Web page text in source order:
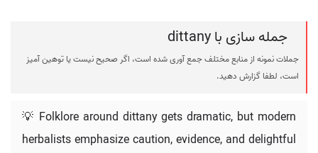
جمله سازی با dittany
جملات نمونه از منابع مختلف جمع آوری شده است، اگر صحیح نیست یا توهین آمیز
است، لطفا گزارش دهید.
💡 Folklore around dittany gets dramatic, but modern
herbalists emphasize caution, evidence, and delightful